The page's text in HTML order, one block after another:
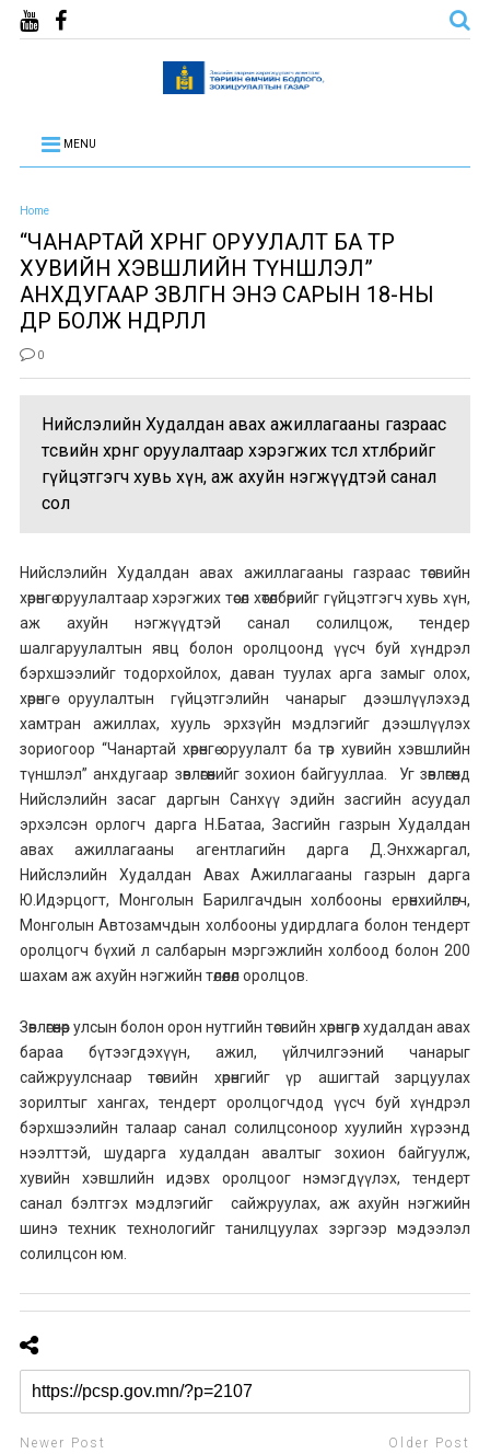
MENU
Home
“ЧАНАРТАЙ ХӨРӨНГӨ ОРУУЛАЛТ БА ТӨР
ХУВИЙН ХЭВШЛИЙН ТҮНШЛЭЛ”
АНХДУГААР ЗӨВЛӨГӨӨН ЭНЭ САРЫН 18-НЫ
ӨДӨР БОЛЖ ӨНДӨРЛӨЛӨӨ
0
Нийслэлийн Худалдан авах ажиллагааны газраас
төсвийн хөрөнгө оруулалтаар хэрэгжих төсөл хөтөлбөрийг
гүйцэтгэгч хувь хүн, аж ахуйн нэгжүүдтэй санал
сол
Нийслэлийн Худалдан авах ажиллагааны газраас төсвийн
хөрөнгө оруулалтаар хэрэгжих төсөл хөтөлбөрийг гүйцэтгэгч хувь хүн,
аж ахуйн нэгжүүдтэй санал солилцож, тендер
шалгаруулалтын явц болон оролцоонд үүсч буй хүндрэл
бэрхшээлийг тодорхойлох, даван туулах арга замыг олох,
хөрөнгө оруулалтын гүйцэтгэлийн чанарыг дээшлүүлэхэд
хамтран ажиллах, хууль эрхзүйн мэдлэгийг дээшлүүлэх
зориогоор “Чанартай хөрөнгө оруулалт ба төр хувийн хэвшлийн
түншлэл” анхдугаар зөвлөгөөнийг зохион байгууллаа. Уг зөвлөгөөнд
Нийслэлийн засаг даргын Санхүү эдийн засгийн асуудал
эрхэлсэн орлогч дарга Н.Батаа, Засгийн газрын Худалдан
авах ажиллагааны агентлагийн дарга Д.Энхжаргал,
Нийслэлийн Худалдан Авах Ажиллагааны газрын дарга
Ю.Идэрцогт, Монголын Барилгачдын холбооны ерөнхийлөгч,
Монголын Автозамчдын холбооны удирдлага болон тендерт
оролцогч бүхий л салбарын мэргэжлийн холбоод болон 200
шахам аж ахуйн нэгжийн төлөөлөл оролцов.
Зөвлөгөөнөөр улсын болон орон нутгийн төсвийн хөрөнгөөр худалдан авах
бараа бүтээгдэхүүн, ажил, үйлчилгээний чанарыг
сайжруулснаар төсвийн хөрөнгийг үр ашигтай зарцуулах
зорилтыг хангах, тендерт оролцогчдод үүсч буй хүндрэл
бэрхшээлийн талаар санал солилцсоноор хуулийн хүрээнд
нээлттэй, шударга худалдан авалтыг зохион байгуулж,
хувийн хэвшлийн идэвх оролцоог нэмэгдүүлэх, тендерт
санал бэлтгэх мэдлэгийг сайжруулах, аж ахуйн нэгжийн
шинэ техник технологийг танилцуулах зэргээр мэдээлэл
солилцсон юм.
Newer Post Older Post